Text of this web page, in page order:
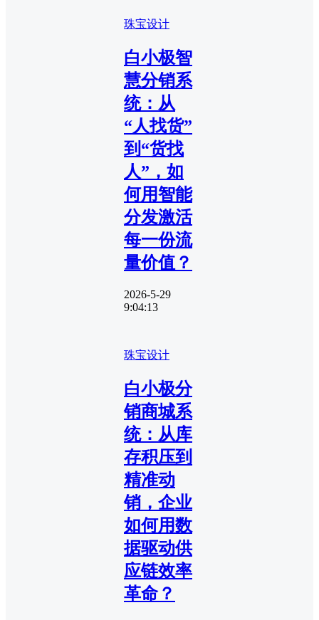
珠宝设计
白小极智
慧分销系
统：从
“人找货”
到“货找
人”，如
何用智能
分发激活
每一份流
量价值？
2026-5-29
9:04:13
珠宝设计
白小极分
销商城系
统：从库
存积压到
精准动
销，企业
如何用数
据驱动供
应链效率
革命？